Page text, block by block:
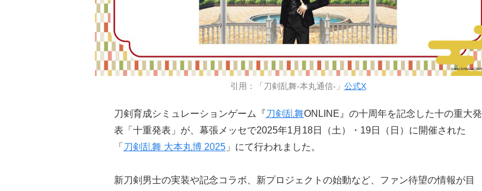
引用：「刀剣乱舞-本丸通信-」 公式X
刀剣育成シミュレーションゲーム『刀剣乱舞ONLINE』の十周年を記念した十の重大発
表「十重発表」が、幕張メッセで2025年1月18日（土）・19日（日）に開催された
「 刀剣乱舞 大本丸博 2025 」にて行われました。
新刀剣男士の実装や記念コラボ、新プロジェクトの始動など、ファン待望の情報が目